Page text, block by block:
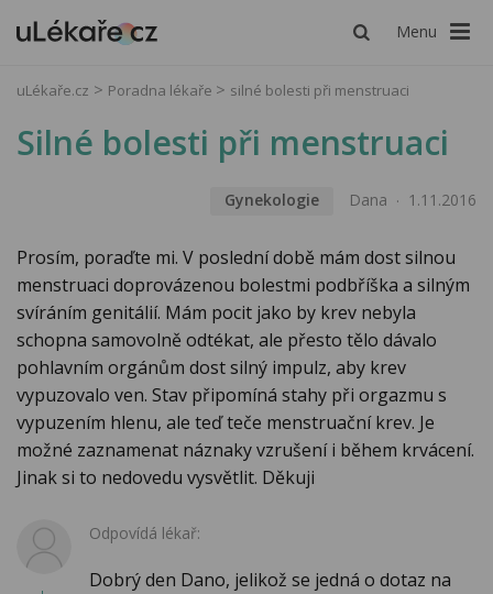
Menu
uLékaře.cz Poradna lékaře silné bolesti při menstruaci
Silné bolesti při menstruaci
Gynekologie Dana 1.11.2016
Prosím, poraďte mi. V poslední době mám dost silnou
menstruaci doprovázenou bolestmi podbříška a silným
svíráním genitálií. Mám pocit jako by krev nebyla
schopna samovolně odtékat, ale přesto tělo dávalo
pohlavním orgánům dost silný impulz, aby krev
vypuzovalo ven. Stav připomíná stahy při orgazmu s
vypuzením hlenu, ale teď teče menstruační krev. Je
možné zaznamenat náznaky vzrušení i během krvácení.
Jinak si to nedovedu vysvětlit. Děkuji
Odpovídá lékař:
Dobrý den Dano, jelikož se jedná o dotaz na